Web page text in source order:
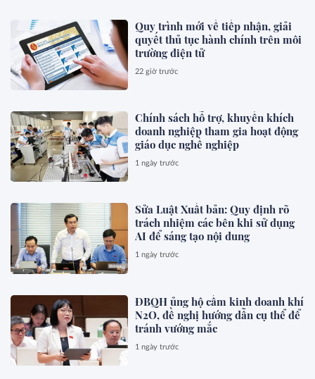
Quy trình mới về tiếp nhận, giải
quyết thủ tục hành chính trên môi
trường điện tử
22 giờ trước
Chính sách hỗ trợ, khuyến khích
doanh nghiệp tham gia hoạt động
giáo dục nghề nghiệp
1 ngày trước
Sửa Luật Xuất bản: Quy định rõ
trách nhiệm các bên khi sử dụng
AI để sáng tạo nội dung
1 ngày trước
ĐBQH ủng hộ cấm kinh doanh khí
N2O, đề nghị hướng dẫn cụ thể để
tránh vướng mắc
1 ngày trước